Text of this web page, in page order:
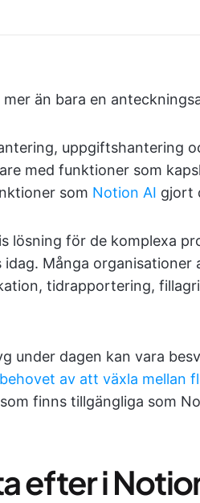
än bara en
uppgiftshantering
med funktioner som
som Notion AI gjort
lösning för de komplexa
Många
tidrapportering,
under dagen kan vara
av att växla mellan
finns tillgängliga som
efter i